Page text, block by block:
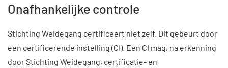
Onafhankelijke controle
Stichting Weidegang certificeert niet zelf. Dit gebeurt door
een certificerende instelling (CI). Een CI mag, na erkenning
door Stichting Weidegang, certificatie- en